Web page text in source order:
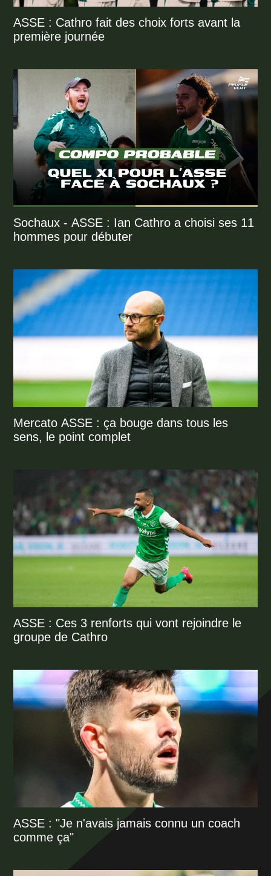
ASSE : Cathro fait des choix forts avant la
première journée
Sochaux - ASSE : Ian Cathro a choisi ses 11
hommes pour débuter
Mercato ASSE : ça bouge dans tous les
sens, le point complet
ASSE : Ces 3 renforts qui vont rejoindre le
groupe de Cathro
ASSE : "Je n'avais jamais connu un coach
comme ça"